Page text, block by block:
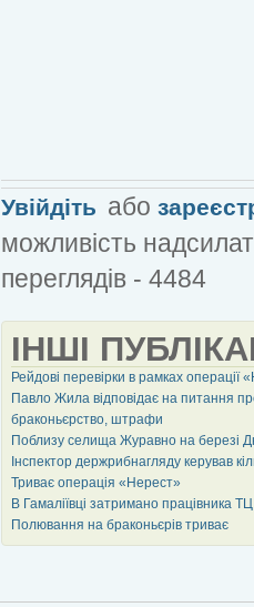
Увійдіть або
можливість
переглядів - 4484
ІНШІ
Рейдові перевірки в рамках операції
Павло Жила відповідає на питання
браконьєрство, штрафи
Поблизу селища Журавно на березі
Інспектор держрибнагляду керував
Триває операція «Нерест»
В Гамаліївці затримано працівника
Полювання на браконьєрів триває